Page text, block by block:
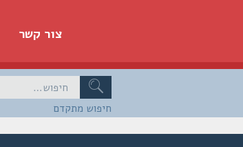
צור קשר
חיפוש מתקדם